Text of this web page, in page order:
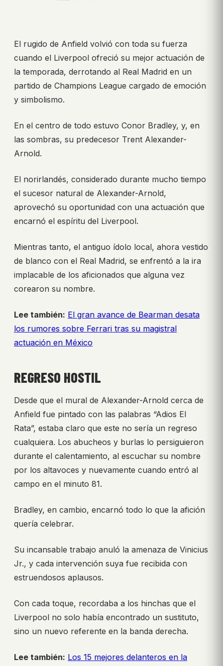
El rugido de Anfield volvió con toda su fuerza
cuando el Liverpool ofreció su mejor actuación de
la temporada, derrotando al Real Madrid en un
partido de Champions League cargado de emoción
y simbolismo.
En el centro de todo estuvo Conor Bradley, y, en
las sombras, su predecesor Trent Alexander-
Arnold.
El norirlandés, considerado durante mucho tiempo
el sucesor natural de Alexander-Arnold,
aprovechó su oportunidad con una actuación que
encarnó el espíritu del Liverpool.
Mientras tanto, el antiguo ídolo local, ahora vestido
de blanco con el Real Madrid, se enfrentó a la ira
implacable de los aficionados que alguna vez
corearon su nombre.
Lee también: El gran avance de Bearman desata
los rumores sobre Ferrari tras su magistral
actuación en México
REGRESO HOSTIL
Desde que el mural de Alexander-Arnold cerca de
Anfield fue pintado con las palabras “Adios El
Rata”, estaba claro que este no sería un regreso
cualquiera. Los abucheos y burlas lo persiguieron
durante el calentamiento, al escuchar su nombre
por los altavoces y nuevamente cuando entró al
campo en el minuto 81.
Bradley, en cambio, encarnó todo lo que la afición
quería celebrar.
Su incansable trabajo anuló la amenaza de Vinicius
Jr., y cada intervención suya fue recibida con
estruendosos aplausos.
Con cada toque, recordaba a los hinchas que el
Liverpool no solo había encontrado un sustituto,
sino un nuevo referente en la banda derecha.
Lee también: Los 15 mejores delanteros en la